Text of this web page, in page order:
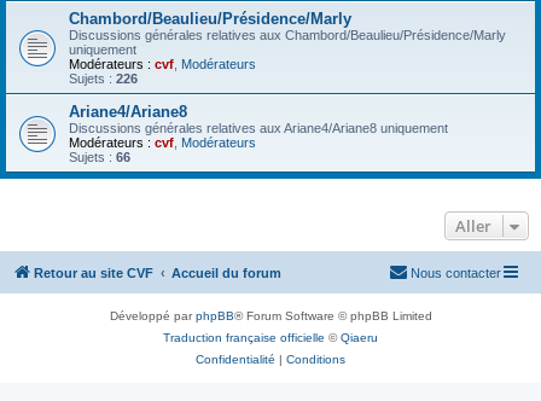
Chambord/Beaulieu/Présidence/Marly
Discussions générales relatives aux Chambord/Beaulieu/Présidence/Marly
uniquement
Modérateurs : cvf Modérateurs
Sujets : 226
Ariane4/Ariane8
Discussions générales relatives aux Ariane4/Ariane8 uniquement
Modérateurs : cvf Modérateurs
Sujets : 66
Aller
Retour au site CVF Accueil du forum Nous contacter
Développé parphpBB® Forum Software © phpBB Limited
Traduction française officielle ©Qiaeru
Confidentialité | Conditions